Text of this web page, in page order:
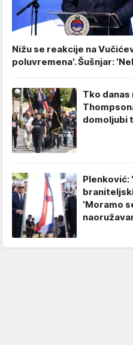
Nižu se reakcije na
poluvremena'. Šušnjar:
Tko danas
domoljubi
'Moramo